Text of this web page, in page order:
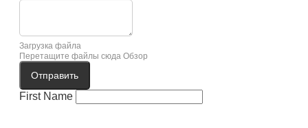
Загрузка файла
Перетащите файлы сюда Обзор
Отправить
First Name